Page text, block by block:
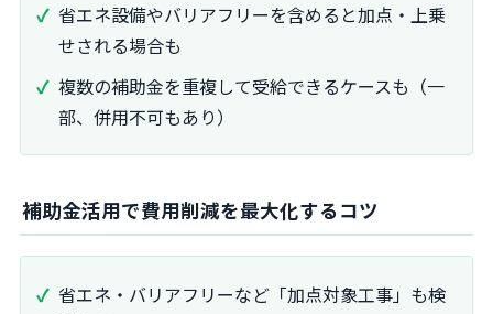
省エネ設備やバリアフリーを含めると加点・上乗
せされる場合も
複数の補助金を重複して受給できるケースも（一
部、併用不可もあり）
補助金活用で費用削減を最大化するコツ
省エネ・バリアフリーなど「加点対象工事」も検